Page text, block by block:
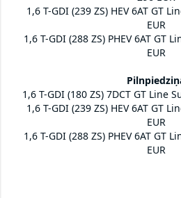
1,6 T-GDI (239 ZS) HEV 6AT GT
EUR
1,6 T-GDI (288 ZS) PHEV 6AT GT
EUR
1,6 T-GDI (180 ZS) 7DCT GT Line
1,6 T-GDI (239 ZS) HEV 6AT GT
EUR
1,6 T-GDI (288 ZS) PHEV 6AT GT
EUR